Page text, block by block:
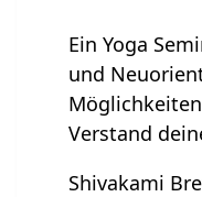
Ein Yoga
und
Verstand
Shivakami